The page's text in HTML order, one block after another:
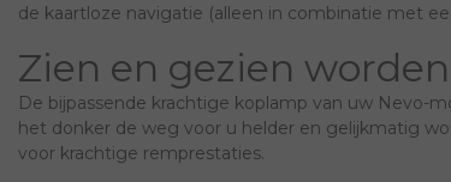
de kaartloze navigatie (alleen in combinatie met
Zien en gezien
De bijpassende krachtige koplamp van uw Nevo-
het donker de weg voor u helder en gelijkmatig
voor krachtige remprestaties.